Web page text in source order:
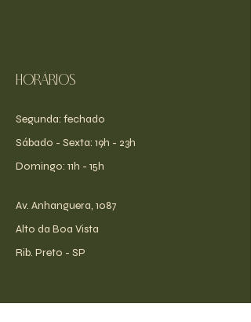
Horários
Segunda: fechado
​​Sábado - Sexta: 19h - 23h
​Domingo: 11h - 15h
Av. Anhanguera, 1087
Alto da Boa Vista
Rib. Preto - SP